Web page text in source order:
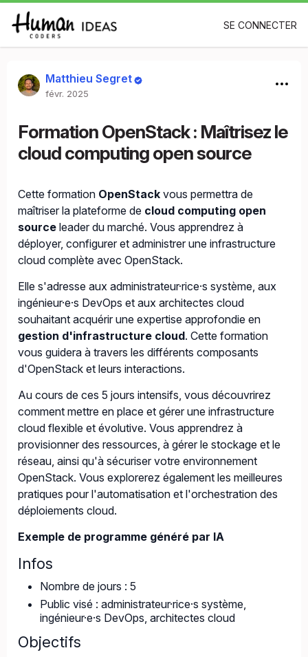
SE CONNECTER
Matthieu Segret
févr. 2025
Formation OpenStack : Maîtrisez le
cloud computing open source
Cette formation OpenStack vous permettra de
maîtriser la plateforme de cloud computing open
source leader du marché. Vous apprendrez à
déployer, configurer et administrer une infrastructure
cloud complète avec OpenStack.
Elle s'adresse aux administrateur·rice·s système, aux
ingénieur·e·s DevOps et aux architectes cloud
souhaitant acquérir une expertise approfondie en
gestion d'infrastructure cloud. Cette formation
vous guidera à travers les différents composants
d'OpenStack et leurs interactions.
Au cours de ces 5 jours intensifs, vous découvrirez
comment mettre en place et gérer une infrastructure
cloud flexible et évolutive. Vous apprendrez à
provisionner des ressources, à gérer le stockage et le
réseau, ainsi qu'à sécuriser votre environnement
OpenStack. Vous explorerez également les meilleures
pratiques pour l'automatisation et l'orchestration des
déploiements cloud.
Exemple de programme généré par IA
Infos
Nombre de jours : 5
Public visé : administrateur·rice·s système,
ingénieur·e·s DevOps, architectes cloud
Objectifs